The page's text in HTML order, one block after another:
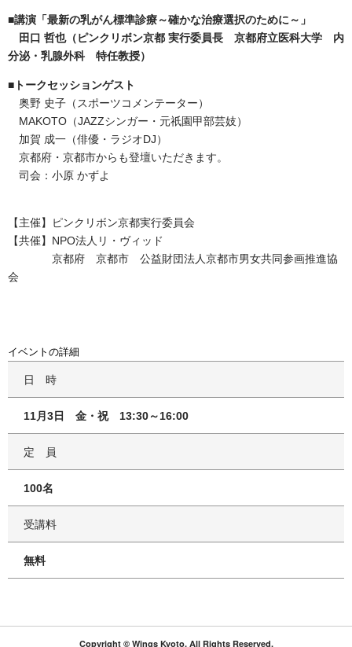
■講演「最新の乳がん標準診療～確かな治療選択のために～」
田口 哲也（ピンクリボン京都 実行委員長 京都府立医科大学 内
分泌・乳腺外科 特任教授）
■トークセッションゲスト
奥野 史子（スポーツコメンテーター）
MAKOTO（JAZZシンガー・元祇園甲部芸妓）
加賀 成一（俳優・ラジオDJ）
京都府・京都市からも登壇いただきます。
司会：小原 かずよ
【主催】ピンクリボン京都実行委員会
【共催】NPO法人リ・ヴィッド
京都府 京都市 公益財団法人京都市男女共同参画推進協
会
イベントの詳細
日時
11月3日 金・祝 13:30～16:00
定員
100名
受講料
無料
Copyright © Wings Kyoto.All Rights Reserved.